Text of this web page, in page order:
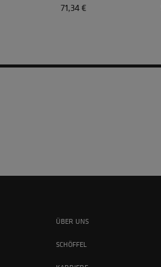
71,34 €
ÜBER UNS
SCHÖFFEL